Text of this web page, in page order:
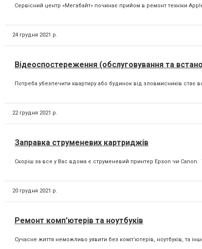
Сервісний центр «Мегабайт» починає прийом в ремонт техніки
24 грудня 2021 р.
Відеоспостереження (обслуговування та
Потреба убезпечити квартиру або будинок від зловмисників стає
22 грудня 2021 р.
Заправка струменевих картриджів
Скоріш за все у Вас вдома є струменевий принтер Epson чи Canon.
20 грудня 2021 р.
Ремонт комп'ютерів та ноутбуків
Сучасне життя неможливо уявити без комп'ютерів, ноутбуків, та